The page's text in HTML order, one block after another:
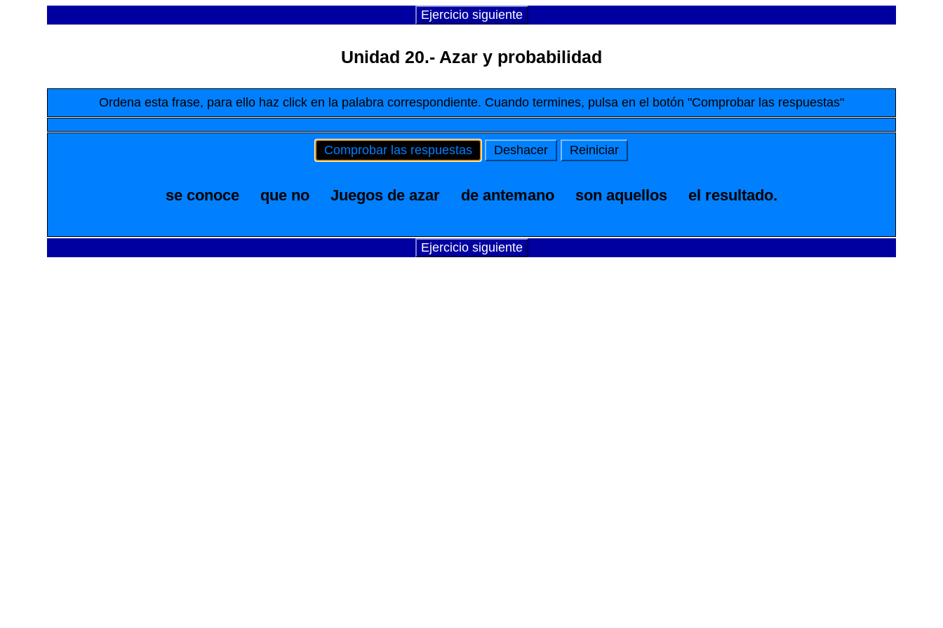
Ejercicio siguiente
Unidad 20.- Azar y probabilidad
Ordena esta frase, para ello haz click en la palabra correspondiente. Cuando termines, pulsa en el botón "Comprobar las respuestas"
Comprobar las respuestas Deshacer Reiniciar
se conoce que no Juegos de azar de antemano son aquellos el resultado.
Ejercicio siguiente